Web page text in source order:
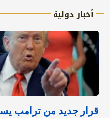
أخبار دولية
قرار جديد من ترامب